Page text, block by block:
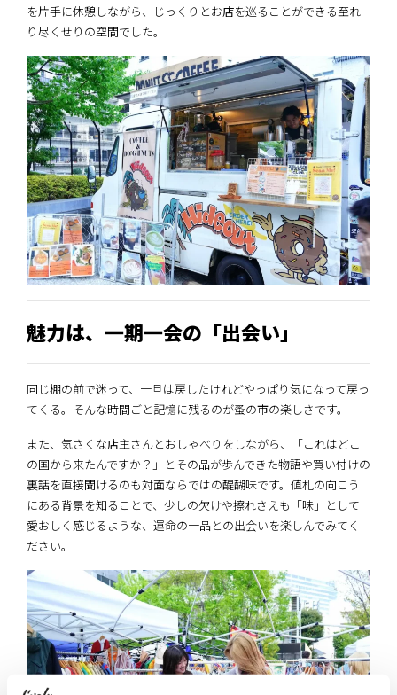
を片手に休憩しながら、じっくりとお店を巡ることができる至れ
り尽くせりの空間でした。
魅力は、一期一会の「出会い」
同じ棚の前で迷って、一旦は戻したけれどやっぱり気になって戻っ
てくる。そんな時間ごと記憶に残るのが蚤の市の楽しさです。
また、気さくな店主さんとおしゃべりをしながら、「これはどこ
の国から来たんですか？」とその品が歩んできた物語や買い付けの
裏話を直接聞けるのも対面ならではの醍醐味です。値札の向こう
にある背景を知ることで、少しの欠けや擦れさえも「味」として
愛おしく感じるような、運命の一品との出会いを楽しんでみてく
ださい。